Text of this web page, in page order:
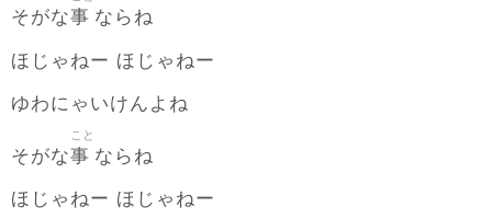
そがな事 ならね
ほじゃねー ほじゃねー
ゆわにゃいけんよね
そがな事
こと
ならね
ほじゃねー ほじゃねー